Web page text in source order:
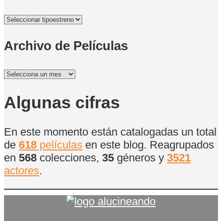
Archivo de Películas
Archivo
Películas
Algunas cifras
En este momento están catalogadas un total
de 618 películas en este blog. Reagrupados
en 568 colecciones, 35 géneros y 3521
actores.